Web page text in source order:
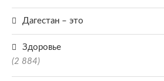
Дагестан – это
Здоровье
(2 884)